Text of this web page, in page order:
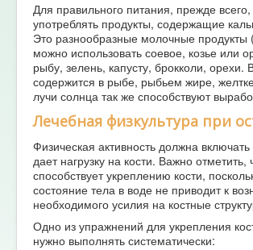
Для правильного питания, прежде
употреблять продукты, содержащие
Это разнообразные молочные продукты
можно использовать соевое, козье или
рыбу, зелень, капусту, брокколи, орехи.
содержится в рыбе, рыбьем жире,
лучи солнца так же способствуют
Лечебная физкультура при
Физическая активность должна
дает нагрузку на кости. Важно
способствует укреплению кости,
состояние тела в воде не приводит к
необходимого усилия на костные
Одно из упражнений для укрепления
нужно выполнять систематически: